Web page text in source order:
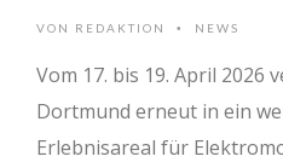
VON REDAKTION • NEWS
Vom 17. bis 19. April 2026
Dortmund erneut in ein
Erlebnisareal für